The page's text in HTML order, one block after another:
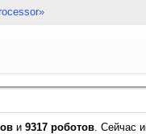
и 9317 роботов. Сейчас